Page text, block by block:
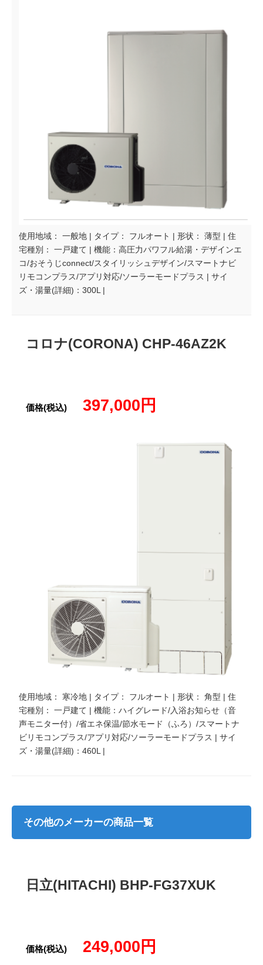
使用地域： 一般地 | タイプ： フルオート | 形状： 薄型 | 住
宅種別： 一戸建て | 機能：高圧力パワフル給湯・デザインエ
コ/おそうじconnect/スタイリッシュデザイン/スマートナビ
リモコンプラス/アプリ対応/ソーラーモードプラス | サイ
ズ・湯量(詳細)：300L |
コロナ(CORONA) CHP-46AZ2K
価格(税込)397,000円
使用地域： 寒冷地 | タイプ： フルオート | 形状： 角型 | 住
宅種別： 一戸建て | 機能：ハイグレード/入浴お知らせ（音
声モニター付）/省エネ保温/節水モード（ふろ）/スマートナ
ビリモコンプラス/アプリ対応/ソーラーモードプラス | サイ
ズ・湯量(詳細)：460L |
その他のメーカーの商品一覧
日立(HITACHI) BHP-FG37XUK
価格(税込)249,000円